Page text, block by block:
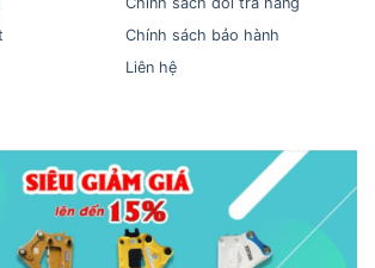
Chính sách bảo hành
Liên hệ